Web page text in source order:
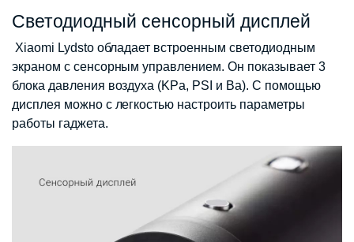
Светодиодный сенсорный дисплей
Xiaomi Lydsto обладает встроенным светодиодным
экраном с сенсорным управлением. Он показывает 3
блока давления воздуха (KPa, PSI и Ba). С помощью
дисплея можно с легкостью настроить параметры
работы гаджета.